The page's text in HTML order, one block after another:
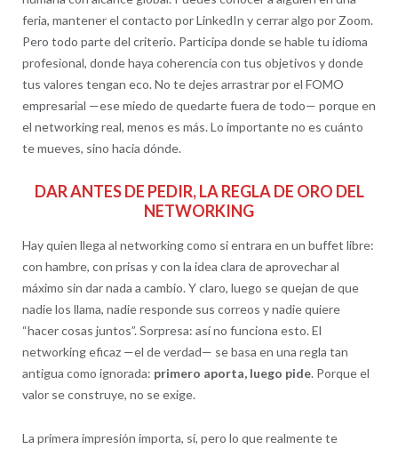
feria, mantener el contacto por LinkedIn y cerrar algo por Zoom.
Pero todo parte del criterio. Participa donde se hable tu idioma
profesional, donde haya coherencia con tus objetivos y donde
tus valores tengan eco. No te dejes arrastrar por el FOMO
empresarial —ese miedo de quedarte fuera de todo— porque en
el networking real, menos es más. Lo importante no es cuánto
te mueves, sino hacia dónde.
DAR ANTES DE PEDIR, LA REGLA DE ORO DEL
NETWORKING
Hay quien llega al networking como si entrara en un buffet libre:
con hambre, con prisas y con la idea clara de aprovechar al
máximo sin dar nada a cambio. Y claro, luego se quejan de que
nadie los llama, nadie responde sus correos y nadie quiere
“hacer cosas juntos”. Sorpresa: así no funciona esto. El
networking eficaz —el de verdad— se basa en una regla tan
antigua como ignorada: primero aporta, luego pide. Porque el
valor se construye, no se exige.
La primera impresión importa, sí, pero lo que realmente te